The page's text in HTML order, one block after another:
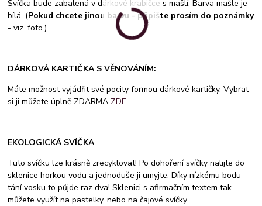
Svíčka bude zabalená v dárkové krabičce s mašlí. Barva mašle je
bílá. (Pokud chcete jinou barvu - připište prosím do poznámky
- viz. foto.)
DÁRKOVÁ KARTIČKA S VĚNOVÁNÍM:
Máte možnost vyjádřit své pocity formou dárkové kartičky. Vybrat
si ji můžete úplně ZDARMA ZDE.
EKOLOGICKÁ SVÍČKA
Tuto svíčku lze krásně zrecyklovat! Po dohoření svíčky nalijte do
sklenice horkou vodu a jednoduše ji umyjte. Díky nízkému bodu
tání vosku to půjde raz dva! Sklenici s afirmačním textem tak
můžete využít na pastelky, nebo na čajové svíčky.